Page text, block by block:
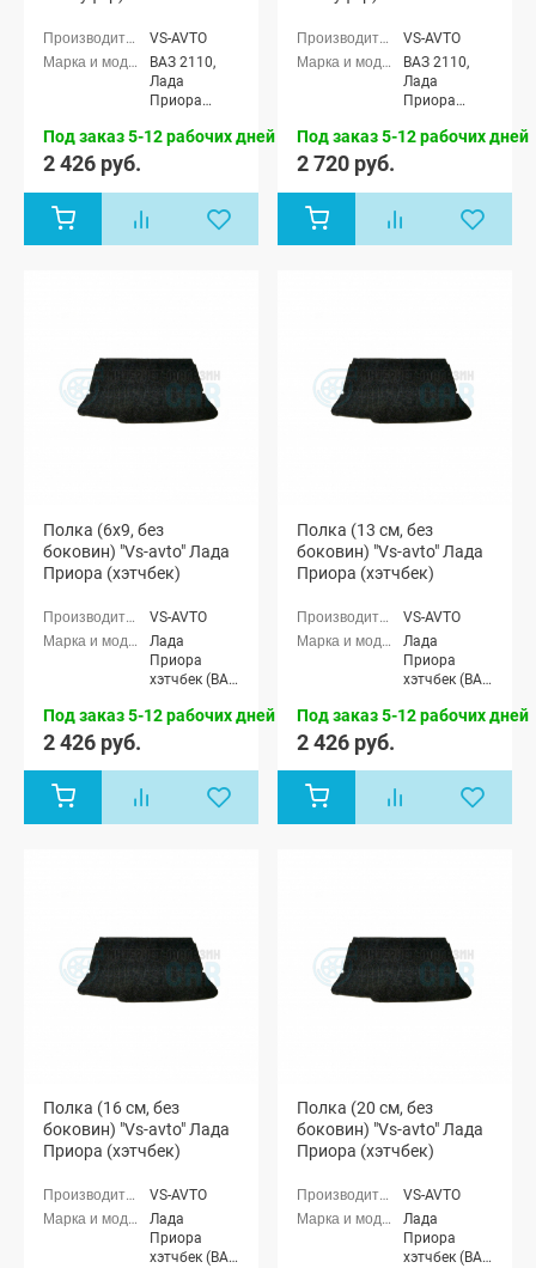
(седан)
VS-AVTO
ВАЗ 2110,
Лада
Приора
2170)
Под заказ 5-12 рабочих дней
2 426 руб.
(седан)
VS-AVTO
ВАЗ 2110,
Лада
Приора
2170)
Под заказ 5-12 рабочих дней
2 720 руб.
Полка (6x9, без
боковин) "Vs-avto" Лада
Приора (хэтчбек)
VS-AVTO
Лада
Приора
хэтчбек (ВАЗ
Приора-2
Под заказ 5-12 рабочих дней
2 426 руб.
Полка (13 см, без
боковин) "Vs-avto" Лада
Приора (хэтчбек)
VS-AVTO
Лада
Приора
хэтчбек (ВАЗ
Приора-2
Под заказ 5-12 рабочих дней
2 426 руб.
Полка (16 см, без
боковин) "Vs-avto" Лада
Приора (хэтчбек)
VS-AVTO
Лада
Приора
хэтчбек (ВАЗ
Полка (20 см, без
боковин) "Vs-avto" Лада
Приора (хэтчбек)
VS-AVTO
Лада
Приора
хэтчбек (ВАЗ